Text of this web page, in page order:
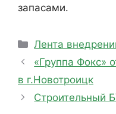
запасами.
Рубрики
Лента
«Группа Фокс»
в г.Новотроицк
Строительный